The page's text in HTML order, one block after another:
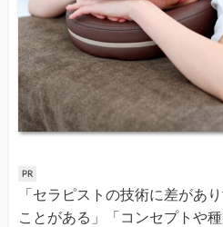
「セラピストの技術に差があ
ことがある」「コンセプトや